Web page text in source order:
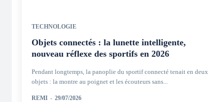
TECHNOLOGIE
Objets connectés : la lunette intelligente,
nouveau réflexe des sportifs en 2026
Pendant longtemps, la panoplie du sportif connecté tenait en deux
objets : la montre au poignet et les écouteurs sans...
REMI - 29/07/2026